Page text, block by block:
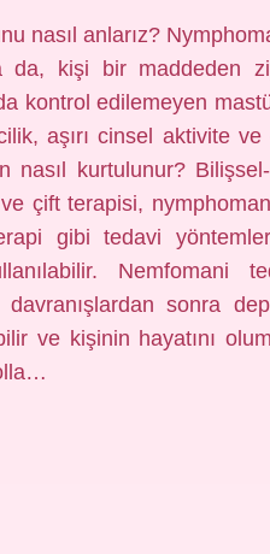
nasıl anlarız?
da, kişi bir maddeden
kontrol edilemeyen
aşırı cinsel aktivite
nasıl kurtulunur?
çift terapisi,
gibi tedavi
Nemfomani
davranışlardan sonra
ve kişinin hayatını